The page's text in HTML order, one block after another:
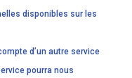
disponibles sur les
d’un autre service
pourra nous